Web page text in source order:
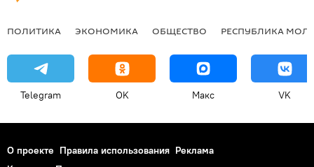
ПОЛИТИКА ЭКОНОМИКА ОБЩЕСТВО РЕСПУБЛИКА
Telegram OK Макс VK
О проекте Правила использования Реклама